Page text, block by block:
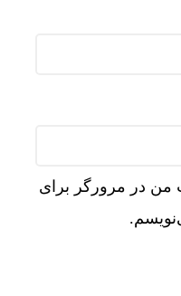
من در مرورگر برای